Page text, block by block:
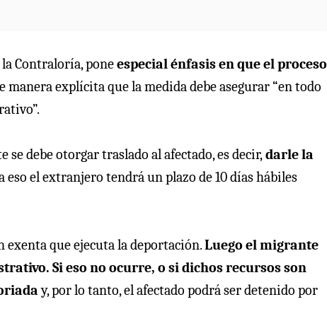
Contraloría, poneespecial énfasis en que el proceso
manera explícita que la medida debe asegurar “en todo
debe otorgar traslado al afectado, es decir,darle la
eso el extranjero tendrá un plazo de 10 días hábiles
exenta que ejecuta la deportación.Luego el migrante
Si eso no ocurre, o si dichos recursos son
y, por lo tanto, el afectado podrá ser detenido por